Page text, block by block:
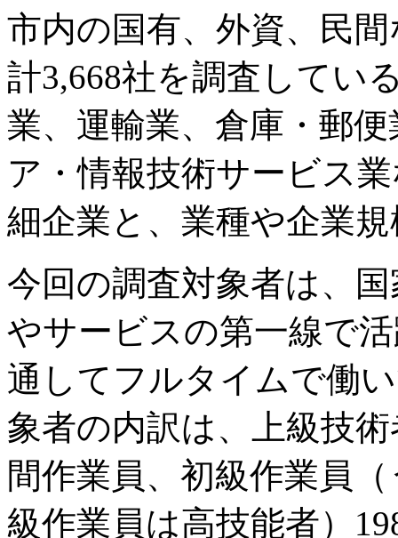
市内の国有、外資、民
計3,668社を調査してい
業、運輸業、倉庫・郵
ア・情報技術サービス
細企業と、業種や企業
今回の調査対象者は、
やサービスの第一線で
通してフルタイムで働
象者の内訳は、上級技
間作業員、初級作業員
級作業員は高技能者）